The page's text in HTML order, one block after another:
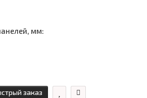
мм:
заказ